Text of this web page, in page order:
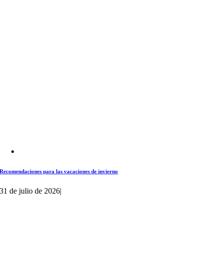
Recomendaciones para las vacaciones de invierno
31 de julio de 2026|